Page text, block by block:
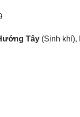
Tây (Sinh khí),